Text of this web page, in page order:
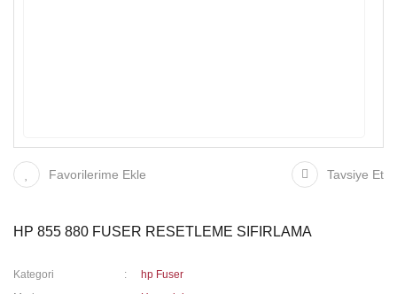
Favorilerime Ekle Tavsiye Et
HP 855 880 FUSER RESETLEME SIFIRLAMA
Kategori
hp Fuser